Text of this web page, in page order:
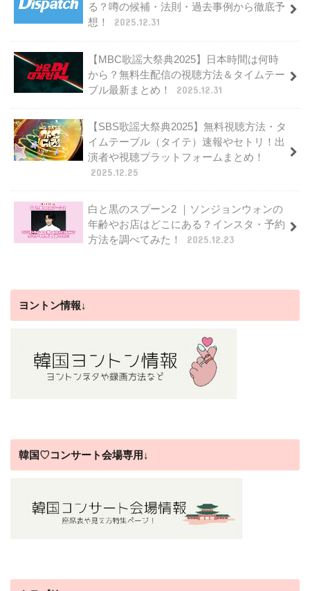
る？噂の候補・法則・過去事例から徹底予
想！
2025.12.31
【MBC歌謡大祭典2025】日本時間は何時
から？無料生配信の視聴方法＆タイムテー
ブル最新まとめ！
2025.12.31
【SBS歌謡大祭典2025】無料視聴方法・タ
イムテーブル（タイテ）速報やセトリ！出
演者や視聴プラットフォームまとめ！
2025.12.25
白と黒のスプーン2 ｜ソンジョンウォンの
年齢やお店はどこにある？インスタ・予約
方法を調べてみた！
2025.12.23
ヨントン情報↓
韓国♡コンサート会場専用↓